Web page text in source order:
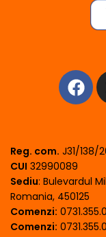
Reg. com. J31/138/
CUI 32990089
Sediu: Bulevardul
Romania, 450125
Comenzi:
Comenzi: